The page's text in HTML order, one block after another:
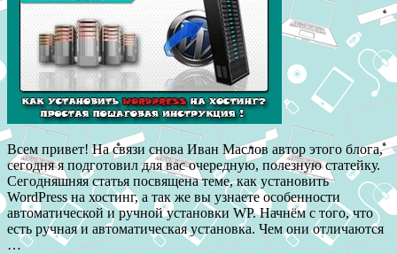
Всем привет! На связи снова Иван Маслов автор этого блога,
сегодня я подготовил для вас очередную, полезную статейку.
Сегодняшняя статья посвящена теме, как установить
WordPress на хостинг, а так же вы узнаете особенности
автоматической и ручной установки WP. Начнём с того, что
есть ручная и автоматическая установка. Чем они отличаются
…